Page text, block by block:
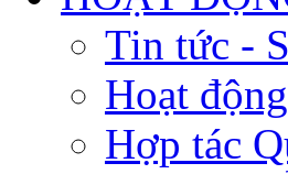
Tin tức -
Hoạt
Hợp tác